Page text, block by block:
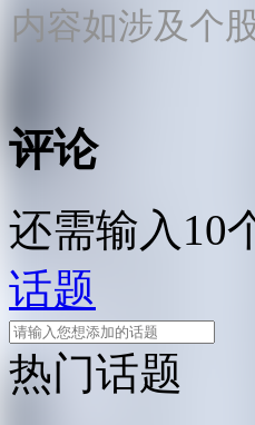
内容如涉及个
评论
还需输入10
话题
热门话题